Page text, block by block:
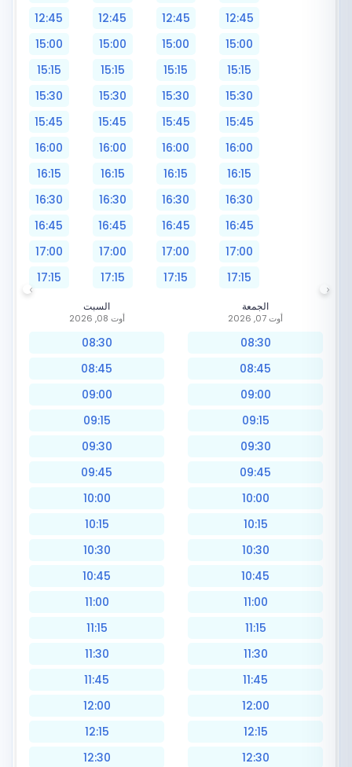
12:45
15:00
15:15
15:30
15:45
16:00
16:15
16:30
16:45
17:00
17:15
12:45
15:00
15:15
15:30
15:45
16:00
16:15
16:30
16:45
17:00
17:15
12:45
15:00
15:15
15:30
15:45
16:00
16:15
16:30
16:45
17:00
17:15
12:45
15:00
15:15
15:30
15:45
16:00
16:15
16:30
16:45
17:00
17:15
السبت
أوت 08, 2026
08:30
08:45
09:00
09:15
09:30
09:45
10:00
10:15
10:30
10:45
11:00
11:15
11:30
11:45
12:00
12:15
12:30
الجمعة
أوت 07, 2026
08:30
08:45
09:00
09:15
09:30
09:45
10:00
10:15
10:30
10:45
11:00
11:15
11:30
11:45
12:00
12:15
12:30